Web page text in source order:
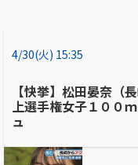
4/30(火) 15:35
【快挙】松田晏奈（
上選手権女子１００
ュ